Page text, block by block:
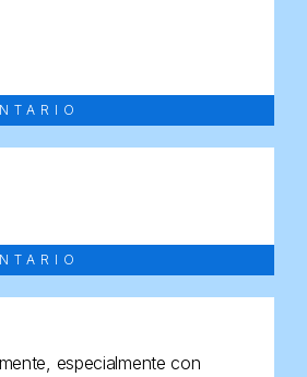
especialmente con